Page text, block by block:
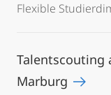
Flexible
Talentscouting
Marburg